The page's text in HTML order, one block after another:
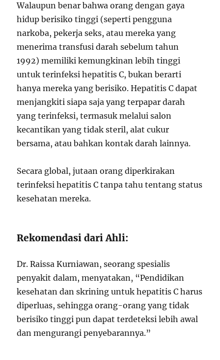
Walaupun benar bahwa orang dengan gaya
hidup berisiko tinggi (seperti pengguna
narkoba, pekerja seks, atau mereka yang
menerima transfusi darah sebelum tahun
1992) memiliki kemungkinan lebih tinggi
untuk terinfeksi hepatitis C, bukan berarti
hanya mereka yang berisiko. Hepatitis C dapat
menjangkiti siapa saja yang terpapar darah
yang terinfeksi, termasuk melalui salon
kecantikan yang tidak steril, alat cukur
bersama, atau bahkan kontak darah lainnya.
Secara global, jutaan orang diperkirakan
terinfeksi hepatitis C tanpa tahu tentang status
kesehatan mereka.
Rekomendasi dari Ahli:
Dr. Raissa Kurniawan, seorang spesialis
penyakit dalam, menyatakan, “Pendidikan
kesehatan dan skrining untuk hepatitis C harus
diperluas, sehingga orang-orang yang tidak
berisiko tinggi pun dapat terdeteksi lebih awal
dan mengurangi penyebarannya.”